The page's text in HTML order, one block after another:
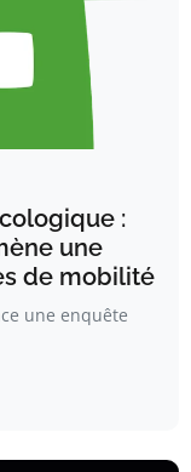
:
une
de mobilité
une enquête